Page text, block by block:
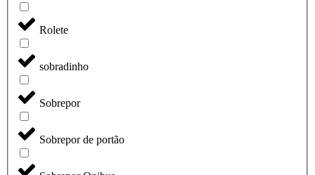
Rolete
sobradinho
Sobrepor
Sobrepor de portão